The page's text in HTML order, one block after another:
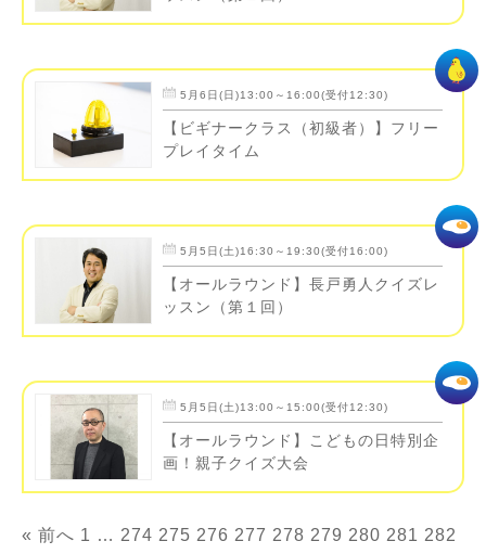
5月6日(日)13:00～16:00(受付12:30)
【ビギナークラス（初級者）】フリー
プレイタイム
5月5日(土)16:30～19:30(受付16:00)
【オールラウンド】長戸勇人クイズレ
ッスン（第１回）
5月5日(土)13:00～15:00(受付12:30)
【オールラウンド】こどもの日特別企
画！親子クイズ大会
« 前へ 1 … 274 275 276 277 278 279 280 281 282